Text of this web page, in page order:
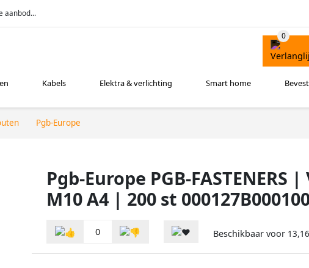
aanbod...
Kabels Elektra & verlichting Smart home
Pgb-Europe
Pgb-Europe PGB-FASTENERS
M10 A4 | 200 st
0 Beschikbaar voor 13,16